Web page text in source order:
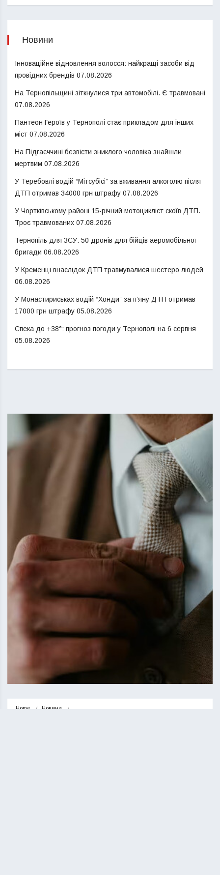
Новини
Інноваційне відновлення волосся: найкращі засоби від
провідних брендів 07.08.2026
На Тернопільщині зіткнулися три автомобілі. Є травмовані
07.08.2026
Пантеон Героїв у Тернополі стає прикладом для інших
міст 07.08.2026
На Підгаєччині безвісти зниклого чоловіка знайшли
мертвим 07.08.2026
У Теребовлі водій “Мітсубісі” за вживання алкоголю після
ДТП отримав 34000 грн штрафу 07.08.2026
У Чортківському районі 15-річний мотоцикліст скоїв ДТП.
Троє травмованих 07.08.2026
Тернопіль для ЗСУ: 50 дронів для бійців аеромобільної
бригади 06.08.2026
У Кременці внаслідок ДТП травмувалися шестеро людей
06.08.2026
У Монастириськах водій “Хонди” за п’яну ДТП отримав
17000 грн штрафу 05.08.2026
Спека до +38°: прогноз погоди у Тернополі на 6 серпня
05.08.2026
Home Новини